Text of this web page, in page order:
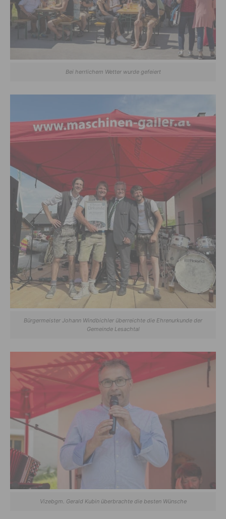
Bei herrlichem Wetter wurde gefeiert
Bürgermeister Johann Windbichler überreichte die Ehrenurkunde der
Gemeinde Lesachtal
Vizebgm. Gerald Kubin überbrachte die besten Wünsche